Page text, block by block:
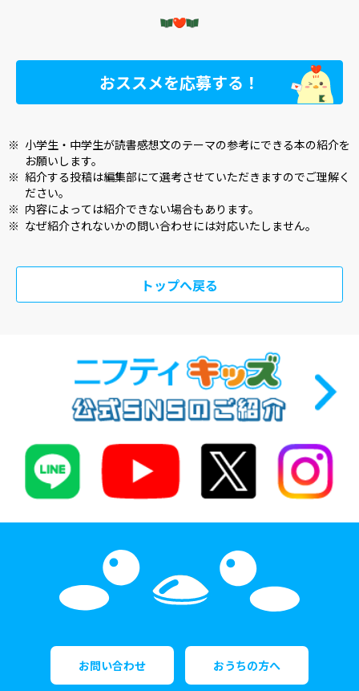
おススメを応募する！
※ 小学生・中学生が読書感想文のテーマの参考にできる本の紹介を
お願いします。
※ 紹介する投稿は編集部にて選考させていただきますのでご理解く
ださい。
※ 内容によっては紹介できない場合もあります。
※ なぜ紹介されないかの問い合わせには対応いたしません。
トップへ戻る
お問い合わせ おうちの方へ